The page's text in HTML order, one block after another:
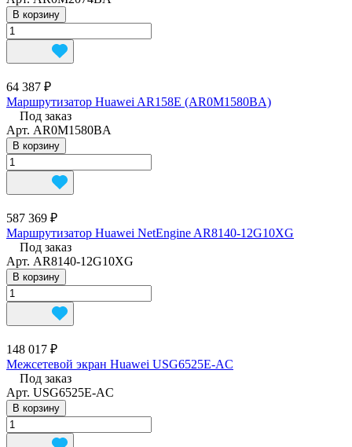
В корзину
64 387 ₽
Маршрутизатор Huawei AR158E (AR0M1580BA)
Под заказ
Арт. AR0M1580BA
В корзину
587 369 ₽
Маршрутизатор Huawei NetEngine AR8140-12G10XG
Под заказ
Арт. AR8140-12G10XG
В корзину
148 017 ₽
Межсетевой экран Huawei USG6525E-AC
Под заказ
Арт. USG6525E-AC
В корзину